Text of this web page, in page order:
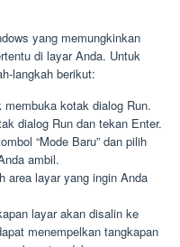
yang memungkinkan
di layar Anda. Untuk
langkah berikut:
kotak dialog Run.
dialog Run dan tekan Enter.
“Mode Baru” dan pilih
ambil.
area layar yang ingin Anda
layar akan disalin ke
menempelkan tangkapan